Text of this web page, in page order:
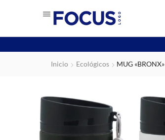
Inicio Ecológicos MUG «BRONX»